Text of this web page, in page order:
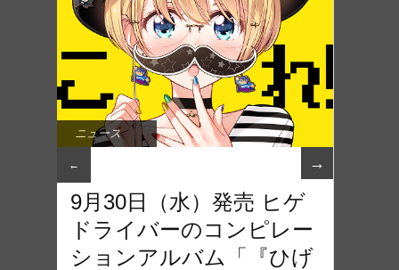
ニュース
← →
9月30日（水）発売 ヒゲ
ドライバーのコンピレー
ションアルバム「『ひげ